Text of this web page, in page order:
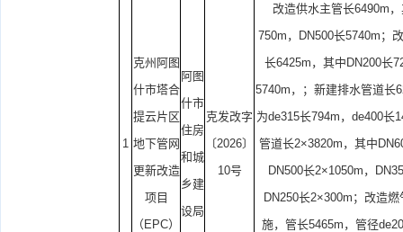
1
克州阿图
什市塔合
提云片区
地下管网
更新改造
项目
（EPC）
阿图
什市
住房
和城
乡建
设局
克发改字
〔2026〕
10号
改造供水主管长6490m
750m，DN500长5740m；
长6425m，其中DN200长
5740m，；新建排水管道长
为de315长794m，de400长
管道长2×3820m，其中
DN500长2×1050m，
DN250长2×300m；改造
施，管长5465m，管径